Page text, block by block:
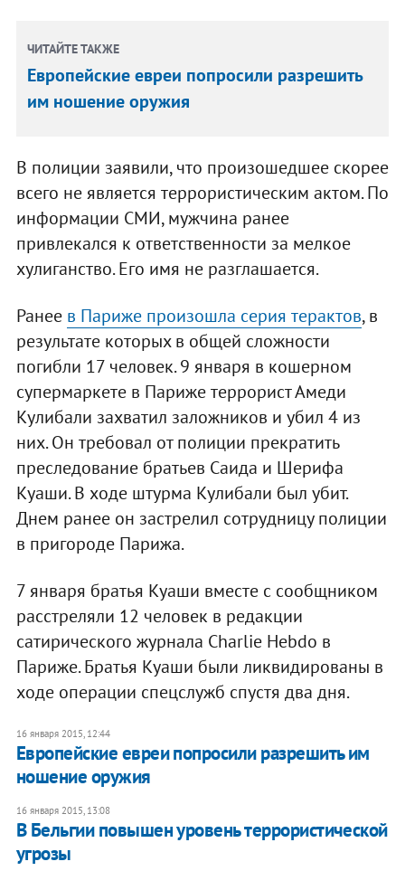
ЧИТАЙТЕ ТАКЖЕ
Европейские евреи попросили разрешить
им ношение оружия
В полиции заявили, что произошедшее скорее
всего не является террористическим актом. По
информации СМИ, мужчина ранее
привлекался к ответственности за мелкое
хулиганство. Его имя не разглашается.
Ранее в Париже произошла серия терактов, в
результате которых в общей сложности
погибли 17 человек. 9 января в кошерном
супермаркете в Париже террорист Амеди
Кулибали захватил заложников и убил 4 из
них. Он требовал от полиции прекратить
преследование братьев Саида и Шерифа
Куаши. В ходе штурма Кулибали был убит.
Днем ранее он застрелил сотрудницу полиции
в пригороде Парижа.
7 января братья Куаши вместе с сообщником
расстреляли 12 человек в редакции
сатирического журнала Charlie Hebdo в
Париже. Братья Куаши были ликвидированы в
ходе операции спецслужб спустя два дня.
16 января 2015, 12:44
Европейские евреи попросили разрешить им
ношение оружия
16 января 2015, 13:08
В Бельгии повышен уровень террористической
угрозы